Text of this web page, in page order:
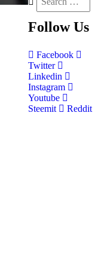
Follow Us
Facebook
Twitter
Linkedin
Instagram
Youtube
Steemit
Reddit